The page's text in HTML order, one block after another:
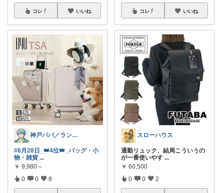
コレ いいね
神戸パパ／ランキング＆レビュー毎日掲載
#6月28日_👑4位👑_バッグ・小
物・雑貨 ...
￥ 9,980～
0 0 8
コレ いいね
スローハウス
通勤リュック、結局こういうの
が一番使いやす ...
￥ 60,500
0 0 2